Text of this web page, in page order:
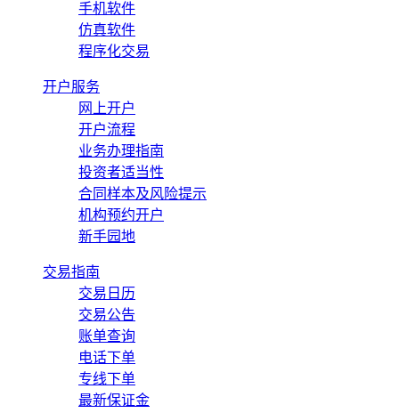
手机软件
仿真软件
程序化交易
开户服务
网上开户
开户流程
业务办理指南
投资者适当性
合同样本及风险提示
机构预约开户
新手园地
交易指南
交易日历
交易公告
账单查询
电话下单
专线下单
最新保证金